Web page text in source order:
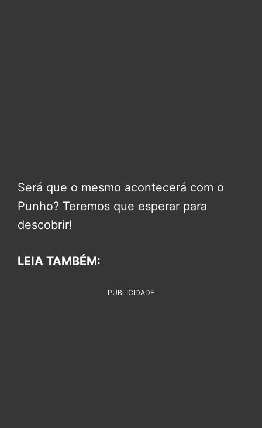
Será que o mesmo acontecerá com o
Punho? Teremos que esperar para
descobrir!
LEIA TAMBÉM:
PUBLICIDADE